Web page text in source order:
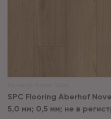
SPC Flooring Aberhof
5,0 мм; 0,5 мм; не в